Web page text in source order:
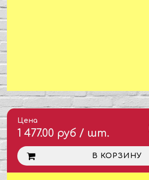
Цена
1 477.00 руб / шт.
В КОРЗИНУ